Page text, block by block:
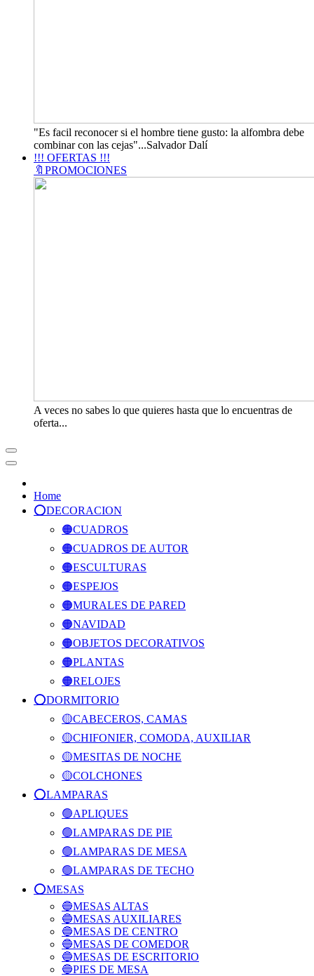
"Es facil reconocer si el hombre tiene gusto: la alfombra debe
combinar con las cejas"...Salvador Dalí
!!! OFERTAS !!!
🔖PROMOCIONES
A veces no sabes lo que quieres hasta que lo encuentras de
oferta...
Home
⭕️DECORACION
🟠CUADROS
🟠CUADROS DE AUTOR
🟠ESCULTURAS
🟠ESPEJOS
🟠MURALES DE PARED
🟠NAVIDAD
🟠OBJETOS DECORATIVOS
🟠PLANTAS
🟠RELOJES
⭕️DORMITORIO
🟡CABECEROS, CAMAS
🟡CHIFONIER, COMODA, AUXILIAR
🟡MESITAS DE NOCHE
🟡COLCHONES
⭕️LAMPARAS
🟢APLIQUES
🟢LAMPARAS DE PIE
🟢LAMPARAS DE MESA
🟢LAMPARAS DE TECHO
⭕️MESAS
🔵MESAS ALTAS
🔵MESAS AUXILIARES
🔵MESAS DE CENTRO
🔵MESAS DE COMEDOR
🔵MESAS DE ESCRITORIO
🔵PIES DE MESA